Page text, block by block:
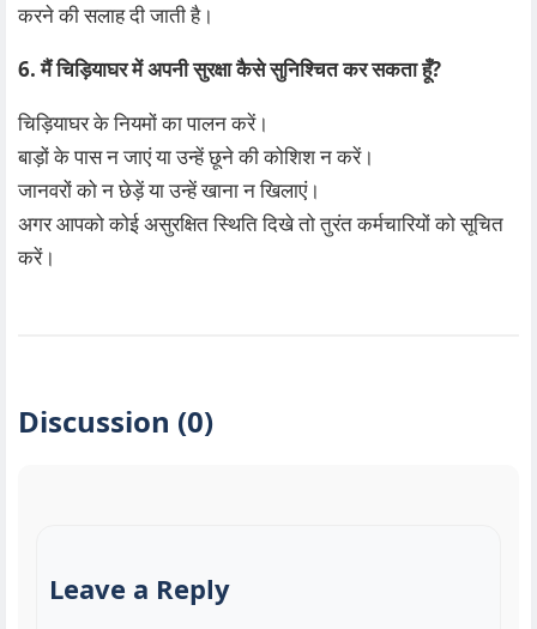
करने की सलाह दी जाती है।
6. मैं चिड़ियाघर में अपनी सुरक्षा कैसे सुनिश्चित कर सकता हूँ?
चिड़ियाघर के नियमों का पालन करें।
बाड़ों के पास न जाएं या उन्हें छूने की कोशिश न करें।
जानवरों को न छेड़ें या उन्हें खाना न खिलाएं।
अगर आपको कोई असुरक्षित स्थिति दिखे तो तुरंत कर्मचारियों को सूचित
करें।
Discussion (0)
Leave a Reply